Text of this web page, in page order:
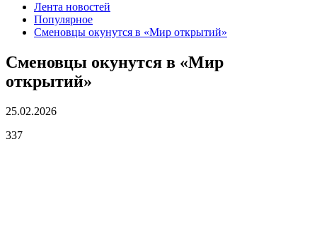
Лента новостей
Популярное
Сменовцы окунутся в «Мир открытий»
Сменовцы окунутся в «Мир
открытий»
25.02.2026
337